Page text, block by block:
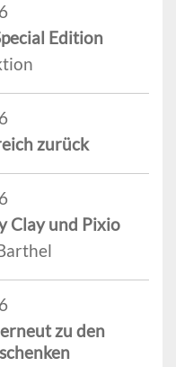
Edition
zurück
Clay und Pixio
zu den